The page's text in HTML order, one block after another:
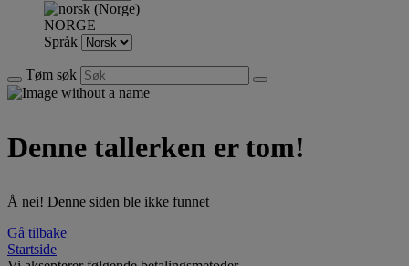
NORGE
Språk
Tøm søk
Denne tallerken er tom!
Å nei! Denne siden ble ikke funnet
Gå tilbake
Startside